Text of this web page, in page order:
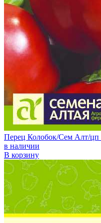
Перец Колобок/Сем Алт/цп
в наличии
В корзину